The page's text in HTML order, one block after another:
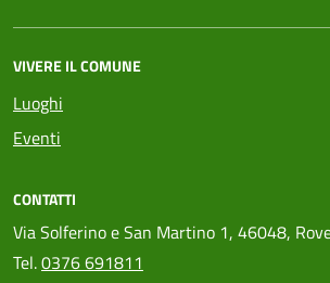
VIVERE IL COMUNE
Luoghi
Eventi
CONTATTI
Via Solferino e San Martino 1, 46048,
Tel.0376 691811